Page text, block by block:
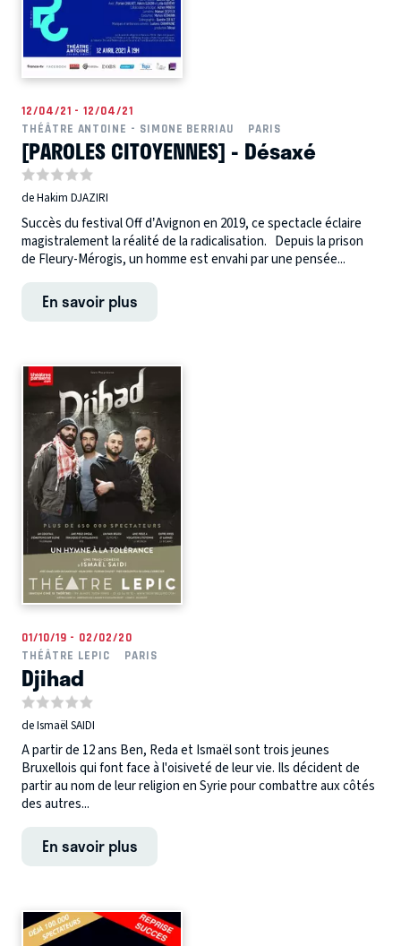
12/04/21 - 12/04/21
THÉÂTRE ANTOINE - SIMONE BERRIAU
PARIS
[PAROLES CITOYENNES] - Désaxé
de Hakim DJAZIRI
Succès du festival Off d’Avignon en 2019, ce spectacle éclaire
magistralement la réalité de la radicalisation. Depuis la prison
de Fleury-Mérogis, un homme est envahi par une pensée...
En savoir plus
01/10/19 - 02/02/20
THÉÂTRE LEPIC
PARIS
Djihad
de Ismaël SAIDI
A partir de 12 ans Ben, Reda et Ismaël sont trois jeunes
Bruxellois qui font face à l'oisiveté de leur vie. Ils décident de
partir au nom de leur religion en Syrie pour combattre aux côtés
des autres...
En savoir plus